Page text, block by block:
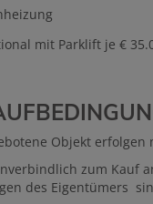
mit Parklift je €
Objekt
zum Kauf
des Eigentümers